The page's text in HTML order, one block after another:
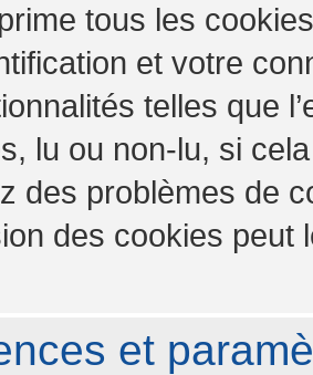
tous les
et votre
telles que
lu ou non-lu, si
des problèmes de
des cookies peut
et